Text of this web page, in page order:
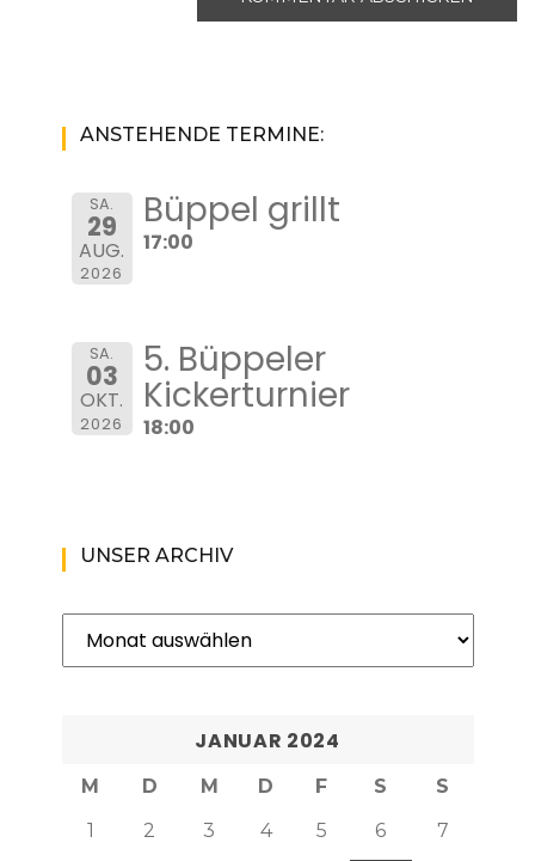
ANSTEHENDE TERMINE:
SA.
29
AUG.
2026
Büppel grillt
17:00
SA.
03
OKT.
2026
5. Büppeler
Kickerturnier
18:00
UNSER ARCHIV
Archiv
JANUAR 2024
M D M D F S
S
1
2 3 4 5 6
7